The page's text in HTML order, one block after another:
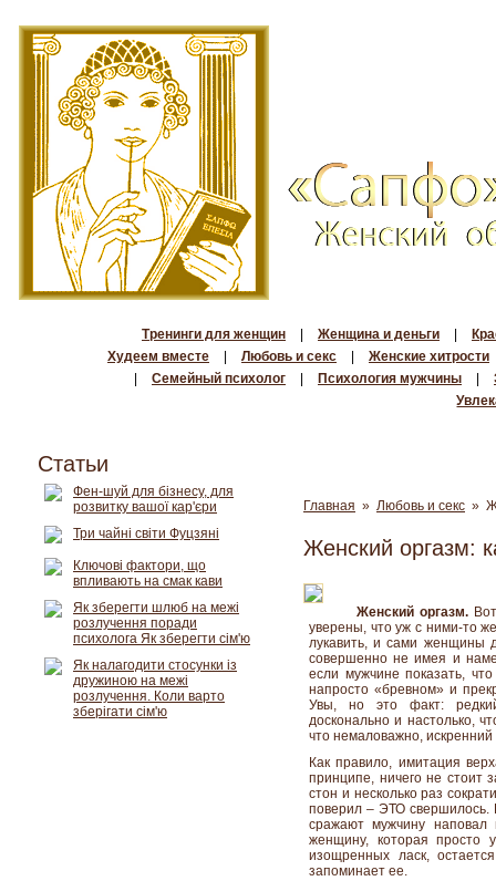
Тренинги для женщин Женщина и деньги
Худеем вместе
Любовь и секс
Женские хитрости
Семейный психолог Психология мужчины
Главная » Любовь и секс »
Женский оргазм:
Женский оргазм.
уверены, что уж с ними-то
лукавить, и сами женщины
совершенно не имея и
если мужчине показать,
напросто «бревном» и
Увы, но это факт:
досконально и настолько,
что немаловажно,
Как правило, имитация
принципе, ничего не стоит
стон и несколько раз
поверил – ЭТО свершилось.
сражают мужчину
женщину, которая просто
изощренных ласк,
запоминает ее.
Статьи
Фен-шуй для бізнесу, для
розвитку вашої кар'єри
Три чайні світи Фуцзяні
Ключові фактори, що
впливають на смак кави
Як зберегти шлюб на межі
розлучення поради
психолога Як зберегти сім'ю
Як налагодити стосунки із
дружиною на межі
розлучення. Коли варто
зберігати сім'ю